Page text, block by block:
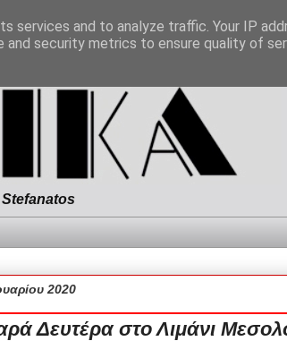
2020
Δευτέρα στο Λιμάνι
services and to analyze traffic. Your IP
and security metrics to ensure quality of